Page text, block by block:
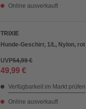
Online ausverkauft
TRIXIE
Hunde-Geschirr, 1/L, Nylon, rot
UVP54,99 €
49,99 €
Verfügbarkeit im Markt prüfen
Online ausverkauft